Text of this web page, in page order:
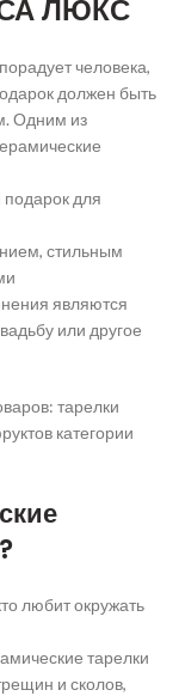
ЛЮКС
человека,
должен быть
Одним из
для
стильным
являются
или другое
тарелки
категории
любит окружать
тарелки
и сколов,